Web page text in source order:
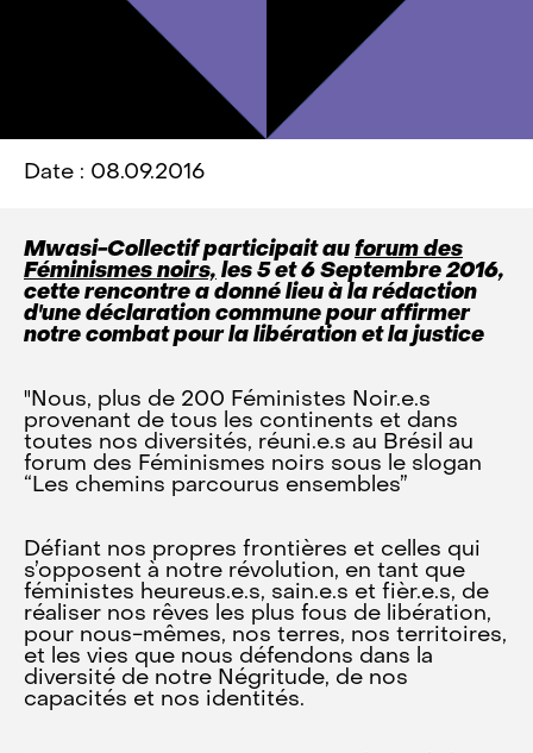
Date : 08.09.2016
Mwasi-Collectif participait au forum des
Féminismes noirs, les 5 et 6 Septembre 2016,
cette rencontre a donné lieu à la rédaction
d'une déclaration commune pour affirmer
notre combat pour la libération et la justice
"Nous, plus de 200 Féministes Noir.e.s
provenant de tous les continents et dans
toutes nos diversités, réuni.e.s au Brésil au
forum des Féminismes noirs sous le slogan
“Les chemins parcourus ensembles”
Défiant nos propres frontières et celles qui
s’opposent à notre révolution, en tant que
féministes heureus.e.s, sain.e.s et fièr.e.s, de
réaliser nos rêves les plus fous de libération,
pour nous-mêmes, nos terres, nos territoires,
et les vies que nous défendons dans la
diversité de notre Négritude, de nos
capacités et nos identités.